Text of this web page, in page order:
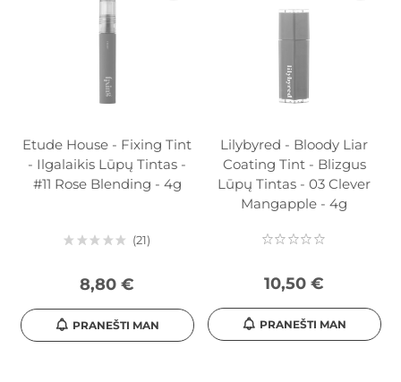
Etude House - Fixing Tint
- Ilgalaikis Lūpų Tintas -
#11 Rose Blending - 4g
21
8,80 €
PRANEŠTI MAN
Lilybyred - Bloody Liar
Coating Tint - Blizgus
Lūpų Tintas - 03 Clever
Mangapple - 4g
10,50 €
PRANEŠTI MAN